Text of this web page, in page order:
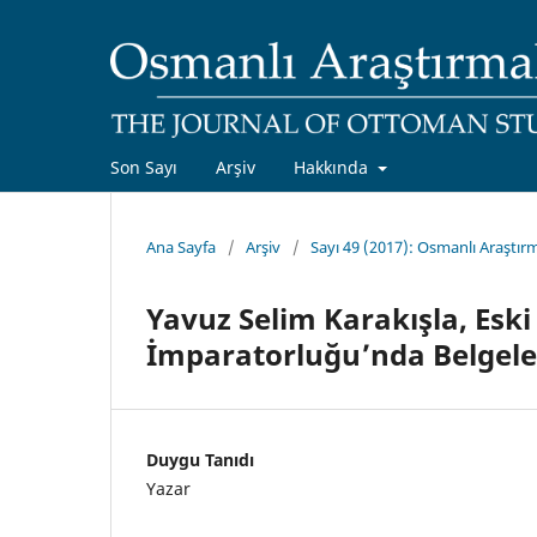
Son Sayı Arşiv Hakkında
Ana Sayfa / Arşiv / Sayı 49 (2017): Osmanlı
Yavuz Selim Karakışla,
İmparatorluğu’nda
Duygu Tanıdı
Yazar